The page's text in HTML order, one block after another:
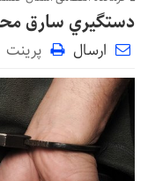
دستگيري سارق
ارسال پرینت